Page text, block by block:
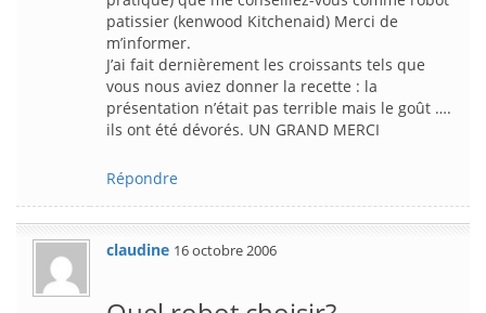
patissier (kenwood Kitchenaid) Merci de
m’informer.
J’ai fait dernièrement les croissants tels que
vous nous aviez donner la recette : la
présentation n’était pas terrible mais le goût ….
ils ont été dévorés. UN GRAND MERCI
Répondre
claudine 16 octobre 2006